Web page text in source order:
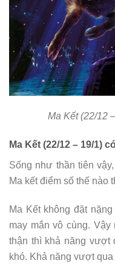
Ma Kết (22/12
Ma Kết (22/12 – 19/1)
Sống như thần tiên
Ma kết điểm số thế nào
Ma Kết không đặt
may mắn vô cùng. Vậy
thận thì khả năng vượt
khó. Khả năng vượt